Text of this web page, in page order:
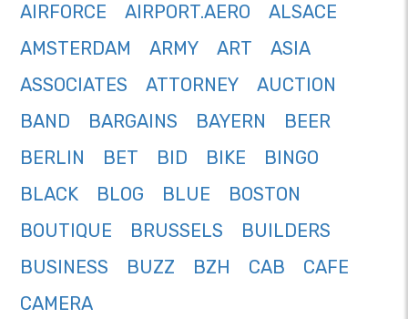
AIRFORCE
AIRPORT.AERO
ALSACE
AMSTERDAM
ARMY ART
ASIA
ASSOCIATES
ATTORNEY
AUCTION
BAND
BARGAINS BAYERN
BEER
BERLIN
BET BID BIKE
BINGO
BLACK
BLOG BLUE
BOSTON
BOUTIQUE
BRUSSELS
BUILDERS
BUSINESS
BUZZ BZH CAB
CAFE
CAMERA